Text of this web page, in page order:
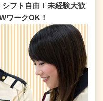
シフト自由！未経験大歓
ワークOK！